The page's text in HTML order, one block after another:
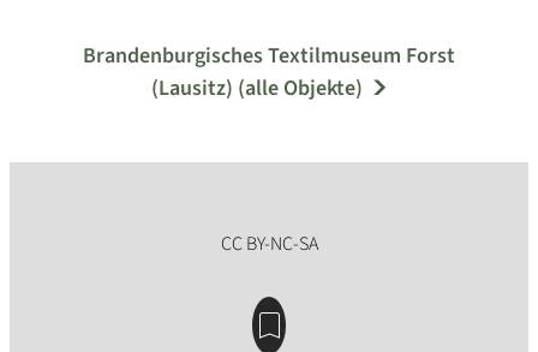
Brandenburgisches Textilmuseum Forst
(Lausitz) (alle Objekte)